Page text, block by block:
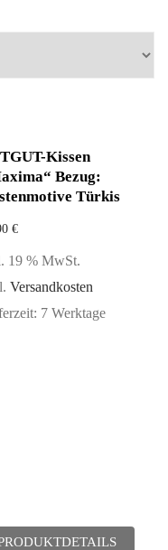
Kissen
Bezug:
Türkis
€
19 % MwSt.
Versandkosten
7 Werktage